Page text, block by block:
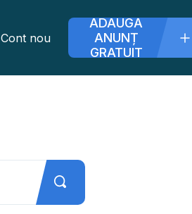
Cont nou
ADAUGĂ
ANUNȚ
GRATUIT